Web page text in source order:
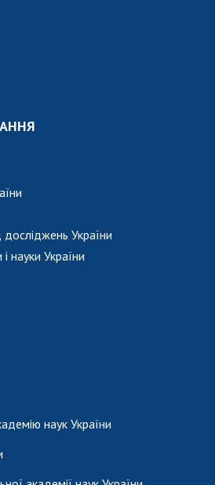
України
науки України
наук України